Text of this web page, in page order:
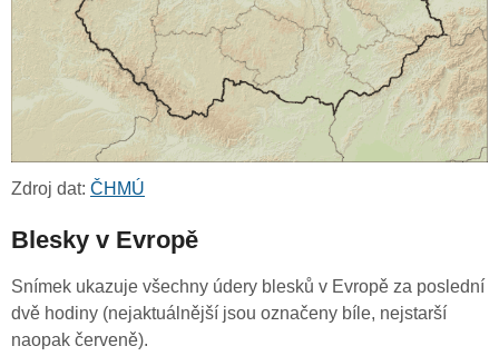
Zdroj dat: ČHMÚ
Blesky v Evropě
Snímek ukazuje všechny údery blesků v Evropě za poslední
dvě hodiny (nejaktuálnější jsou označeny bíle, nejstarší
naopak červeně).